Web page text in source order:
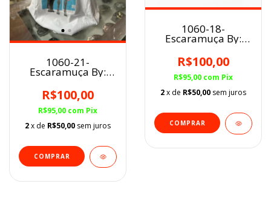
1060-21-
Escaramuça By:
Raquel Fernandes
FEM
BRANCO/AZUL/MM
R$100,00
R$95,00 com Pix
2x de R$50,00 sem juros
COMPRAR
1060-18-
Escaramuça By:
Raquel Fernandes
FEM INF Vinho
R$100,00
R$95,00 com Pix
2x de R$50,00 sem juros
COMPRAR